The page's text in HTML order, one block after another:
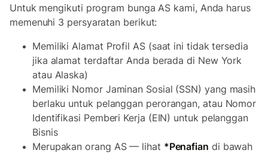
Untuk mengikuti program bunga AS kami, Anda harus
memenuhi 3 persyaratan berikut:
Memiliki Alamat Profil AS (saat ini tidak tersedia
jika alamat terdaftar Anda berada di New York
atau Alaska)
Memiliki Nomor Jaminan Sosial (SSN) yang masih
berlaku untuk pelanggan perorangan, atau Nomor
Identifikasi Pemberi Kerja (EIN) untuk pelanggan
Bisnis
Merupakan orang AS — lihat *Penafian di bawah